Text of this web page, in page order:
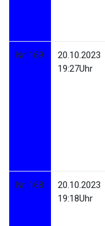
Nr. 169
20.10.2023
19:27Uhr
Nr. 168
20.10.2023
19:18Uhr